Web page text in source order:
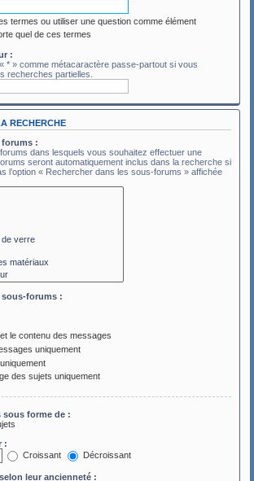
termes ou utiliser une question comme élément
quel de ces termes
:
* » comme métacaractère passe-partout si vous
recherches partielles.
RECHERCHE
forums :
dans lesquels vous souhaitez effectuer une
seront automatiquement inclus dans la recherche si
l’option « Rechercher dans les sous-forums » affichée
sous-forums :
le contenu des messages
uniquement
des sujets uniquement
forme de :
:
Croissant
Décroissant
leur ancienneté :